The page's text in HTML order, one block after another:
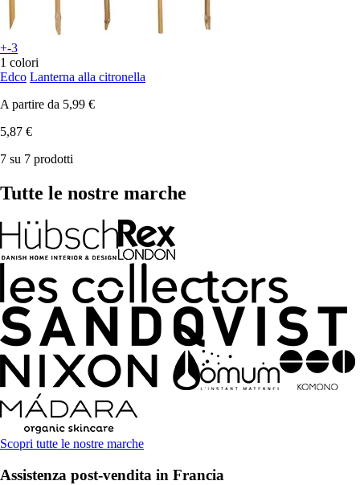
+-3
1 colori
Edco Lanterna alla citronella
A partire da 5,99 €
5,87 €
7 su 7 prodotti
Tutte le nostre marche
Scopri tutte le nostre marche
Assistenza post-vendita in Francia